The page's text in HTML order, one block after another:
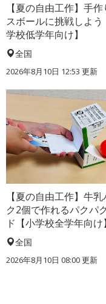
【夏の自由工作】手
スボールに挑戦しよう
学校低学年向け】
全国
2026年8月10日 12:53 更新
【夏の自由工作】牛乳
ク2個で作れるパクパ
ド【小学校全学年向け】
全国
2026年8月10日 08:00更新